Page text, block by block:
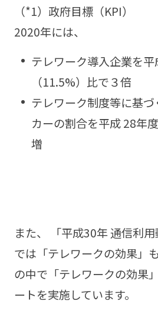
（*1）政府目標（KPI）
2020年には、
テレワーク導入企業を平
（11.5%）比で３倍
テレワーク制度等に基
カーの割合を平成 28年
増
また、 「平成30年 通信利用
では「テレワークの効果」
の中で「テレワークの効果
ートを実施しています。